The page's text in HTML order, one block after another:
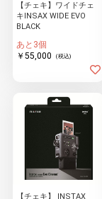
【チェキ】ワイドチェ
キINSAX WIDE EVO
BLACK
あと3個
￥55,000
(税込)
【チェキ】 INSTAX
イラストレ